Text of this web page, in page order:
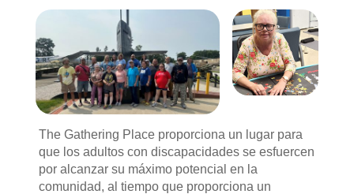
The Gathering Place proporciona un lugar para
que los adultos con discapacidades se esfuercen
por alcanzar su máximo potencial en la
comunidad, al tiempo que proporciona un